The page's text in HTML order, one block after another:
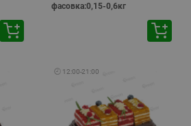
фасовка:0,15-0,6кг
🕘 12:00-21:00